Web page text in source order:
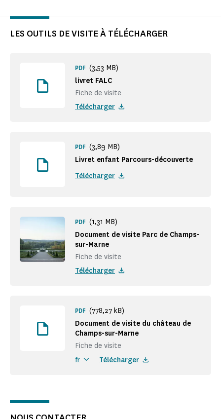
LES OUTILS DE VISITE À TÉLÉCHARGER
livret FALC
Fiche de visite
PDF (3,53 MB)
Télécharger
Livret enfant Parcours-découverte
PDF (3,89 MB)
Télécharger
Document de visite Parc de Champs-
sur-Marne
Fiche de visite
PDF (1,31 MB)
Télécharger
Document de visite du château de
Champs-sur-Marne
Fiche de visite
PDF (778,27 kB)
fr Télécharger